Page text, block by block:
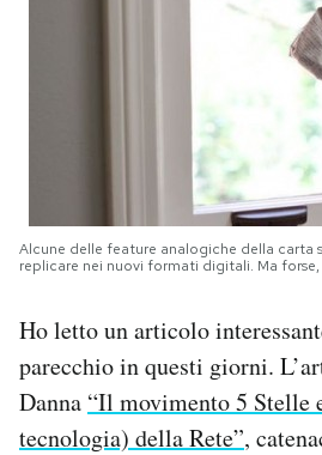
SHOP
AREA PERSONALE
Area Personale
Alcune delle feature analogiche della
replicare nei nuovi formati digitali. Ma
Ho letto un articolo
parecchio in questi giorni.
Danna “Il movimento 5 Stelle
tecnologia) della Rete”,